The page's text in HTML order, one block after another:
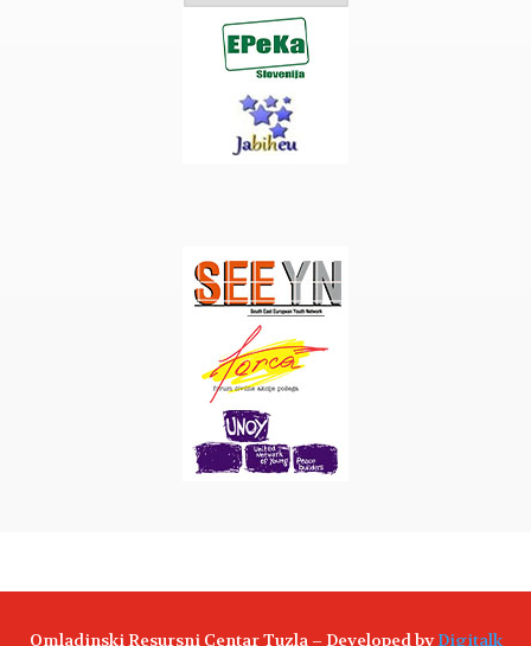
Omladinski Resursni Centar Tuzla – Developed byDigitalk